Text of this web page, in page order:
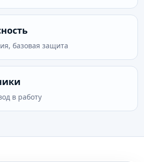
базовая защита
в работу